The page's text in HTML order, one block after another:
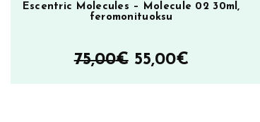
Escentric Molecules – Molecule 02 30ml,
feromonituoksu
75,00€ Alkuperäinen
hinta
55,00€Nykyinen
hinta